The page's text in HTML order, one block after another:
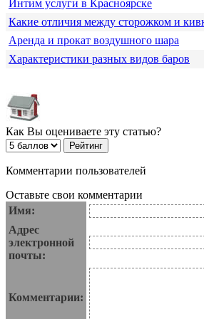
Интим услуги в Красноярске
Какие отличия между сторожком и
Аренда и прокат воздушного шара
Характеристики разных видов баров
Как Вы оцениваете эту статью?
Комментарии пользователей
Оставьте свои комментарии
Имя:
Адрес
электронной
почты:
Комментарии: